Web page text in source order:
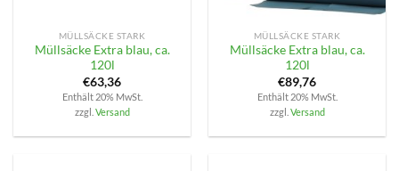
MÜLLSÄCKE STARK
Müllsäcke Extra blau, ca.
120l
€63,36
Enthält 20% MwSt.
zzgl. Versand
MÜLLSÄCKE STARK
Müllsäcke Extra blau, ca.
120l
€89,76
Enthält 20% MwSt.
zzgl. Versand